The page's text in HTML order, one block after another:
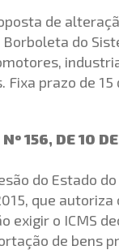
de
Borboleta do
Fixa prazo de 15
156, DE 10
do Estado
que autoriza
exigir o ICMS
de bens